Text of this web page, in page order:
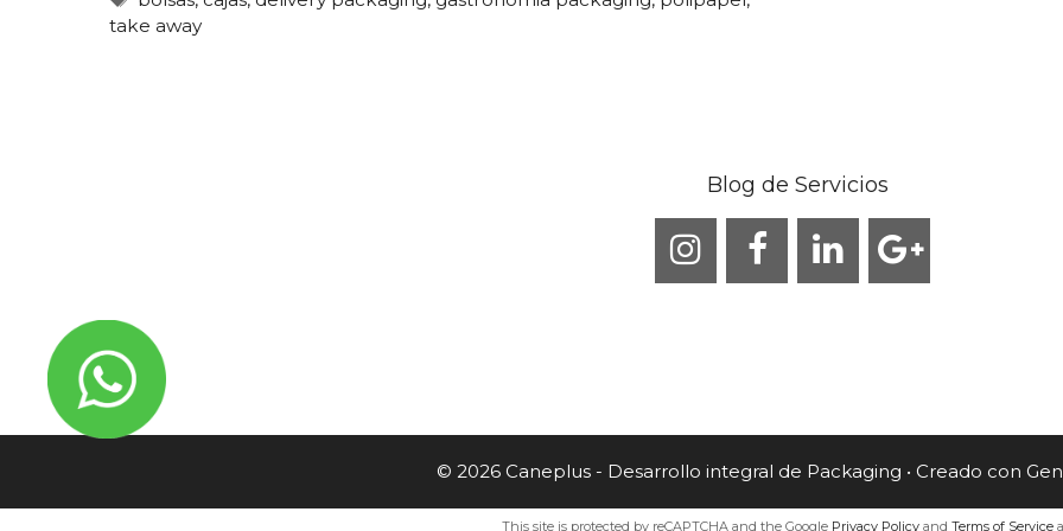
take away
Blog de Servicios
© 2026 Caneplus - Desarrollo integral de Packaging • Creado con
This site is protected by reCAPTCHA and the Google Privacy Policyand Terms of Service